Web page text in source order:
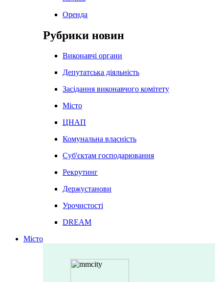
Оренда
Рубрики новин
Виконавчі органи
Депутатська діяльність
Засідання виконавчого комітету
Місто
ЦНАП
Комунальна власність
Суб'єктам господарювання
Рекрутинг
Держустанови
Урочистості
DREAM
Місто